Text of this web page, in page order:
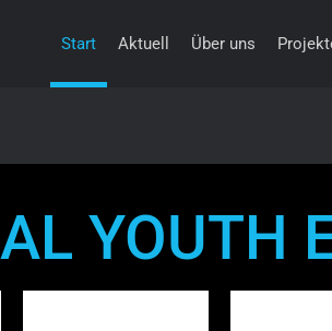
Start Aktuell Über uns
YOUTH